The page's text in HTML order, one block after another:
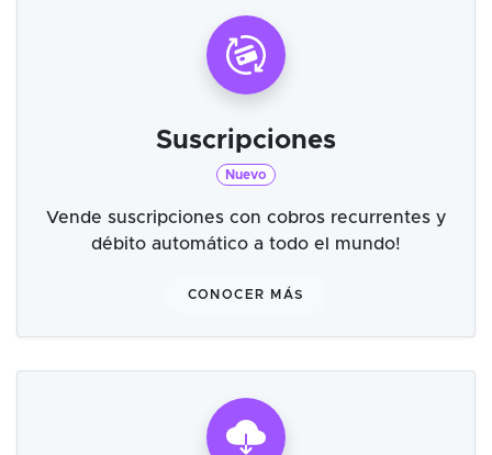
Suscripciones
Nuevo
Vende suscripciones con cobros recurrentes y
débito automático a todo el mundo!
CONOCER MÁS